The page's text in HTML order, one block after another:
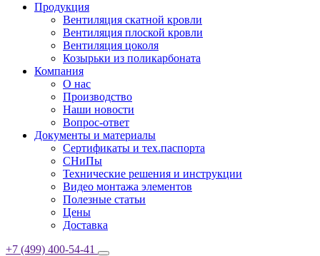
Продукция
Вентиляция скатной кровли
Вентиляция плоской кровли
Вентиляция цоколя
Козырьки из поликарбоната
Компания
О нас
Производство
Наши новости
Вопрос-ответ
Документы и материалы
Сертификаты и тех.паспорта
СНиПы
Технические решения и инструкции
Видео монтажа элементов
Полезные статьи
Цены
Доставка
+7 (499) 400-54-41